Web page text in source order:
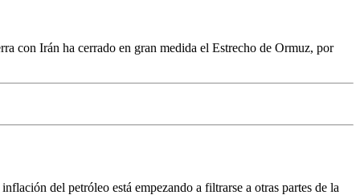
con Irán ha cerrado en gran medida el Estrecho de Ormuz, por
del petróleo está empezando a filtrarse a otras partes de la